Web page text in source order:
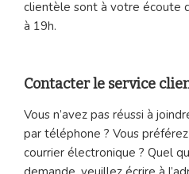
clientèle sont à votre écoute
à 19h.
Contacter le service
Vous n’avez pas réussi à
par téléphone ? Vous préférez
courrier électronique ? Quel